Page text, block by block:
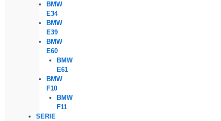
BMW
E34
BMW
E39
BMW
E60
BMW
E61
BMW
F10
BMW
F11
SERIE